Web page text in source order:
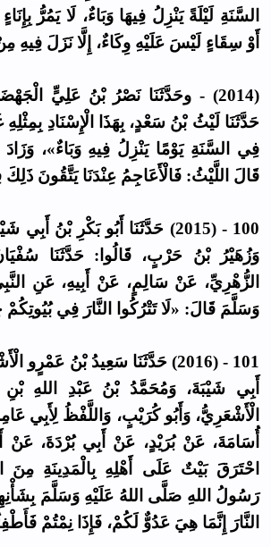
السَّنَةِ لَيْلَةً يَنْزِلُ فِيهَا وَبَاءٌ، لَا يَمُرُّ
أَوْ سِقَاءٍ لَيْسَ عَلَيْهِ وِكَاءٌ، إِلَّا نَزَلَ فِيهِ
(2014) - وحَدَّثَنَا نَصْرُ بْنُ عَلِيٍّ
حَدَّثَنَا لَيْثُ بْنُ سَعْدٍ، بِهَذَا الْإِسْنَادِ
فِي السَّنَةِ يَوْمًا يَنْزِلُ فِيهِ وَبَاءٌ»،
قَالَ اللَّيْثُ: فَالْأَعَاجِمُ عِنْدَنَا يَتَّقُونَ
100 - (2015) حَدَّثَنَا أَبُو بَكْرِ بْنُ
وَزُهَيْرُ بْنُ حَرْبٍ، قَالُوا: حَدَّثَنَا
الزُّهْرِيِّ، عَنْ سَالِمٍ، عَنْ أَبِيهِ، عَنِ
وَسَلَّمَ قَالَ: «لَا تَتْرُكُوا النَّارَ فِي
101 - (2016) حَدَّثَنَا سَعِيدُ بْنُ
أَبِي شَيْبَةَ، وَمُحَمَّدُ بْنُ عَبْدِ اللهِ بْنِ
الْأَشْعَرِيُّ، وَأَبُو كُرَيْبٍ، وَاللَّفْظُ لِأَبِي
أُسَامَةَ، عَنْ بُرَيْدٍ، عَنْ أَبِي بُرْدَةَ،
احْتَرَقَ بَيْتٌ عَلَى أَهْلِهِ بِالْمَدِينَةِ مِنَ
رَسُولُ اللهِ صَلَّى اللهُ عَلَيْهِ وَسَلَّمَ
النَّارَ إِنَّمَا هِيَ عَدُوٌّ لَكُمْ، فَإِذَا نِمْتُمْ